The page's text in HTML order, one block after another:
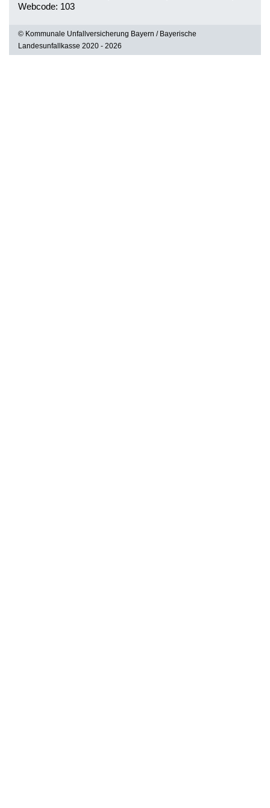
Webcode: 103
© Kommunale Unfallversicherung Bayern / Bayerische
Landesunfallkasse 2020 - 2026